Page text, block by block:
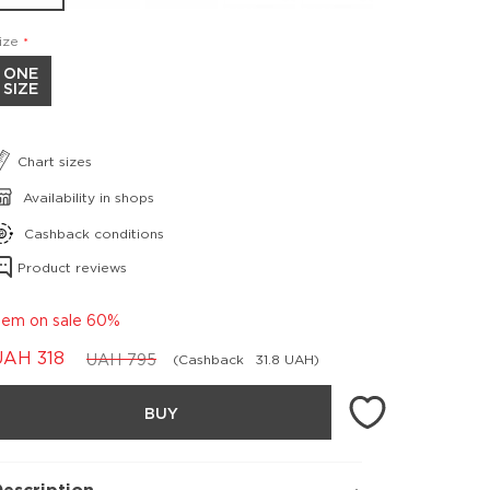
ONE
SIZE
Chart sizes
Availability in shops
Cashback conditions
Product reviews
on sale 60%
UAH 795
318 (Cashback 31.8 UAH)
BUY